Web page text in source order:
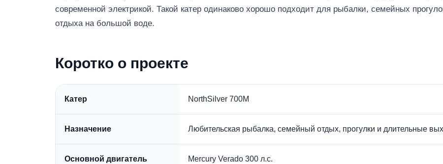
современной электрикой. Такой катер одинаково хорошо подходит для рыбалки, семейных
отдыха на большой воде.
Коротко о проекте
Катер NorthSilver 700M
Назначение Любительская рыбалка, семейный отдых, прогулки и длительные
Основной двигатель Mercury Verado 300 л.с.